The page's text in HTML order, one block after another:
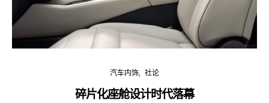
汽车内饰 社论
碎片化座舱设计时代落幕